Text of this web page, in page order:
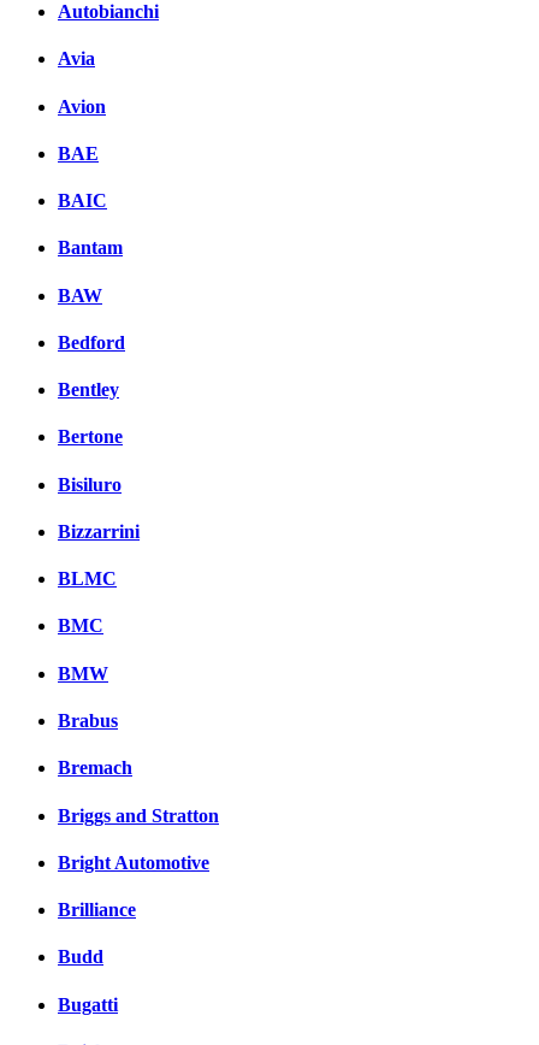
Autobianchi
Avia
Avion
BAE
BAIC
Bantam
BAW
Bedford
Bentley
Bertone
Bisiluro
Bizzarrini
BLMC
BMC
BMW
Brabus
Bremach
Briggs and Stratton
Bright Automotive
Brilliance
Budd
Bugatti